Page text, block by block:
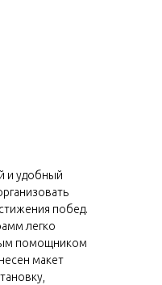
и удобный
побед.
легко
помощником
макет